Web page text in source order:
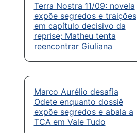
Terra Nostra 11/09: novela
expõe segredos e traições
em capítulo decisivo da
reprise; Matheu tenta
reencontrar Giuliana
Marco Aurélio desafia
Odete enquanto dossiê
expõe segredos e abala a
TCA em Vale Tudo